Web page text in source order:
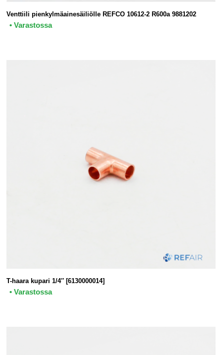
Venttiili pienkylmäainesäiliölle REFCO 10612-2 R600a 9881202
• Varastossa
T-haara kupari 1/4″ [6130000014]
• Varastossa